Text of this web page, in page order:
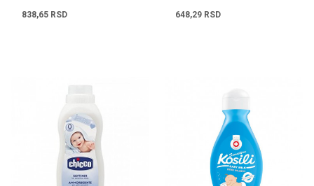
838,65 RSD 648,29 RSD